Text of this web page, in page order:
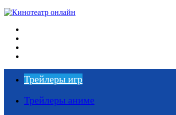
Трейлеры игр
Трейлеры аниме